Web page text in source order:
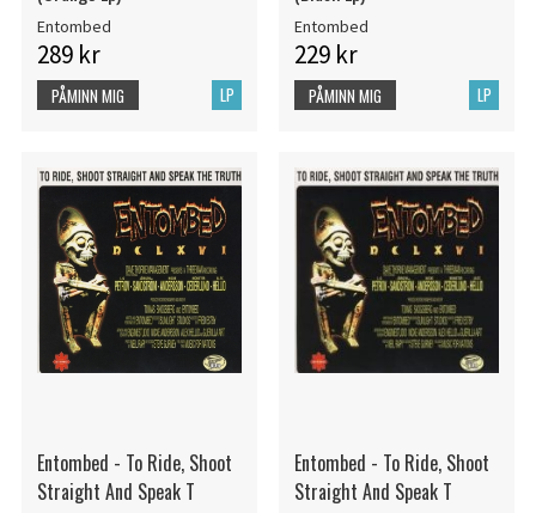
Entombed
289 kr
LP
PÅMINN MIG
Entombed
229 kr
LP
PÅMINN MIG
Entombed - To Ride, Shoot
Straight And Speak T
Entombed - To Ride, Shoot
Straight And Speak T